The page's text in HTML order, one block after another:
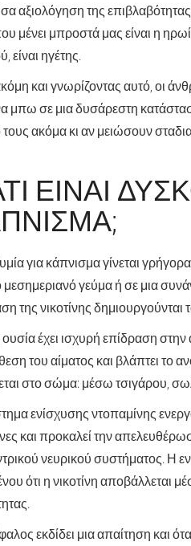
αξιολόγηση της
μένει μπροστά μας είναι η
είναι ηγέτης.
και γνωρίζοντας αυτό, οι
μπω σε μια δυσάρεστη
τους ακόμα κι αν μειώσουν
ΕΊΝΑΙ
για κάπνισμα γίνεται
μεσημεριανό γεύμα ή σε μια
της νικοτίνης
έχει ισχυρή επίδραση στην
του αίματος και βλάπτει το
στο σώμα: μέσω τσιγάρου,
ενίσχυσης ντοπαμίνης
και προκαλεί την
νευρικού συστήματος. Η
ότι η νικοτίνη αποβάλλεται
εκδίδει μια απαίτηση και